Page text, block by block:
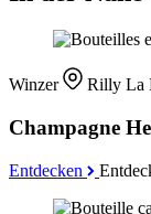
Winzer Rilly La
Champagne
Entdecken